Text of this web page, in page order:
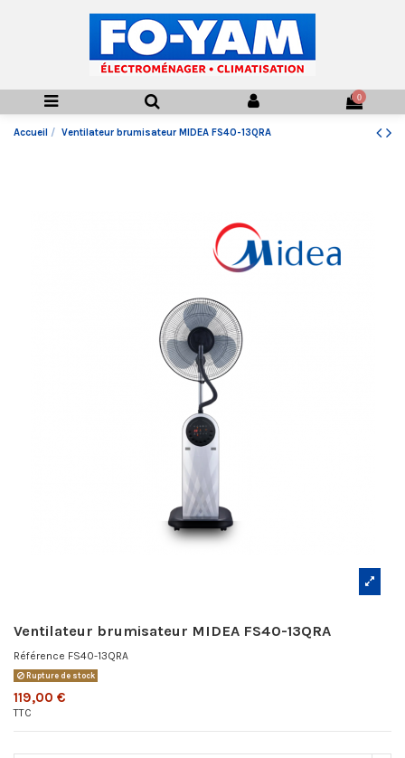
0
Accueil Ventilateur brumisateur MIDEA FS40-13QRA
Ventilateur brumisateur MIDEA FS40-13QRA
Référence FS40-13QRA
Rupture de stock
119,00 €
TTC